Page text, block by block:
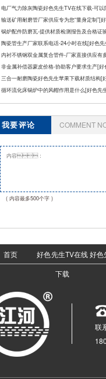
解版]
电厂气力除灰陶瓷好色先生TV在线下载-可以
割焊接[好色先生破解版]
输送矿用耐磨管厂家供应专为您“量身定制”[
生破解版]
锅炉配件防磨瓦-提供材质检测报告及合格证
忧[好色先生破解版]
陶瓷管生产厂家联系电话-24小时在线[好色
版]
内衬不锈钢双金属复合管件-厂家直接供应有
[好色先生破解版]
非金属补偿器蒙皮价格-协助客户要求生产[好
破解版]
三合一耐磨陶瓷好色先生苹果下载材质结构[
生破解版]
循环流化床锅炉中的风帽作用是什么[好色先
版]
我要评论 COMMENT
( 内容最多500个字 )
首页
好色先生TV在线
下载
好色
联